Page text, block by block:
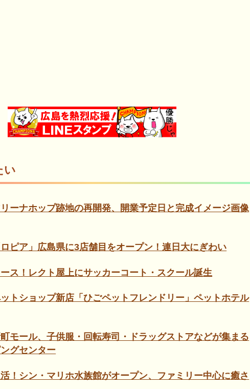
い
ーナホップ跡地の再開発、開業予定日と完成イメージ画像
ピア」広島県に3店舗目をオープン！連日大にぎわい
ス！レクト屋上にサッカーコート・スクール誕生
トショップ新店「ひごペットフレンドリー」ペットホテル
モール、子供服・回転寿司・ドラッグストアなどが集まる
グセンター
！シン・マリホ水族館がオープン、ファミリー中心に癒さ